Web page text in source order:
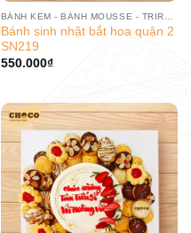
Bánh sinh nhật bắt hoa quận 2
SN219
550.000₫